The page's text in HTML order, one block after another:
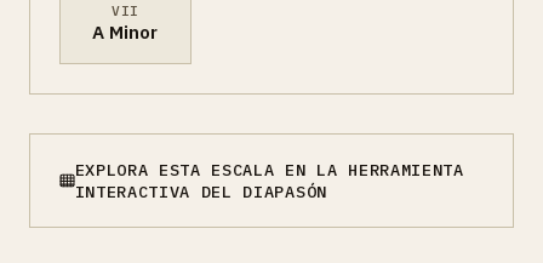
VII
A Minor
EXPLORA ESTA ESCALA EN LA HERRAMIENTA
INTERACTIVA DEL DIAPASÓN